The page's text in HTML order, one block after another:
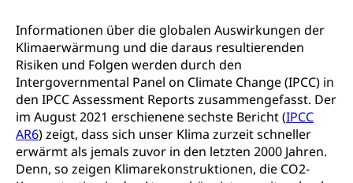
Informationen über die globalen Auswirkungen der
Klimaerwärmung und die daraus resultierenden
Risiken und Folgen werden durch den
Intergovernmental Panel on Climate Change (IPCC) in
den IPCC Assessment Reports zusammengefasst. Der
im August 2021 erschienene sechste Bericht (IPCC
AR6) zeigt, dass sich unser Klima zurzeit schneller
erwärmt als jemals zuvor in den letzten 2000 Jahren.
Denn, so zeigen Klimarekonstruktionen, die CO2-
Freiwilliger Schulsport
Kinderbetreuung
Freiwilliges Kindergarten Jahr
Frühe Sprachförderung
Kindergarten & Basisstufe
Frühe Förderung
Gesundheit und Soziales
Konsumentenschutz
Konsumentenrechte, Produktsicherheit,
Preisüberwachung, Preisüberwacher,
Konsumentenorganisation, parallele Einfuhr,
regionale Erschöpfung, nationale Erschöpfung,